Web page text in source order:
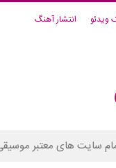
ویدئو انتشار آهنگ
سایت های معتبر